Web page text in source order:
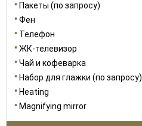
Пакеты (по запросу)
Фен
Телефон
ЖК-телевизор
Чай и кофеварка
Набор для глажки (по запросу)
Heating
Magnifying mirror